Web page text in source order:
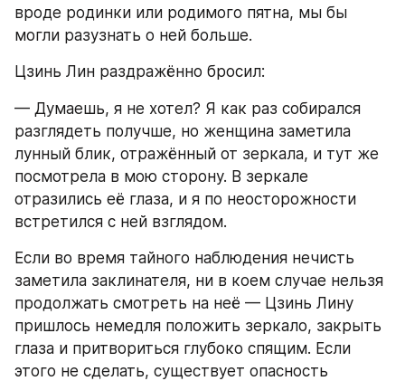
вроде родинки или родимого пятна, мы бы
могли разузнать о ней больше.
Цзинь Лин раздражённо бросил:
— Думаешь, я не хотел? Я как раз собирался
разглядеть получше, но женщина заметила
лунный блик, отражённый от зеркала, и тут же
посмотрела в мою сторону. В зеркале
отразились её глаза, и я по неосторожности
встретился с ней взглядом.
Если во время тайного наблюдения нечисть
заметила заклинателя, ни в коем случае нельзя
продолжать смотреть на неё — Цзинь Лину
пришлось немедля положить зеркало, закрыть
глаза и притвориться глубоко спящим. Если
этого не сделать, существует опасность